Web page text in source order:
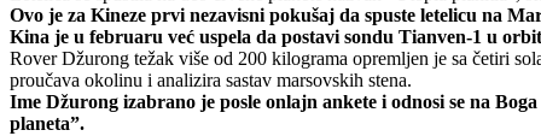
Ovo je za Kineze prvi nezavisni pokušaj da spuste letelicu na
Kina je u februaru već uspela da postavi sondu Tianven-1 u
Rover Džurong težak više od 200 kilograma opremljen je sa četiri
proučava okolinu i analizira sastav marsovskih stena.
Ime Džurong izabrano je posle onlajn ankete i odnosi se na
planeta”.